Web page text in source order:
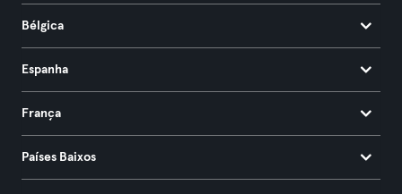
Bélgica
Espanha
França
Países Baixos